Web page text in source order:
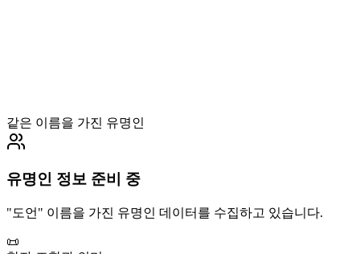
같은 이름을 가진 유명인
유명인 정보 준비 중
"도언 " 이름을 가진 유명인 데이터를 수집하고 있습니다.
📜